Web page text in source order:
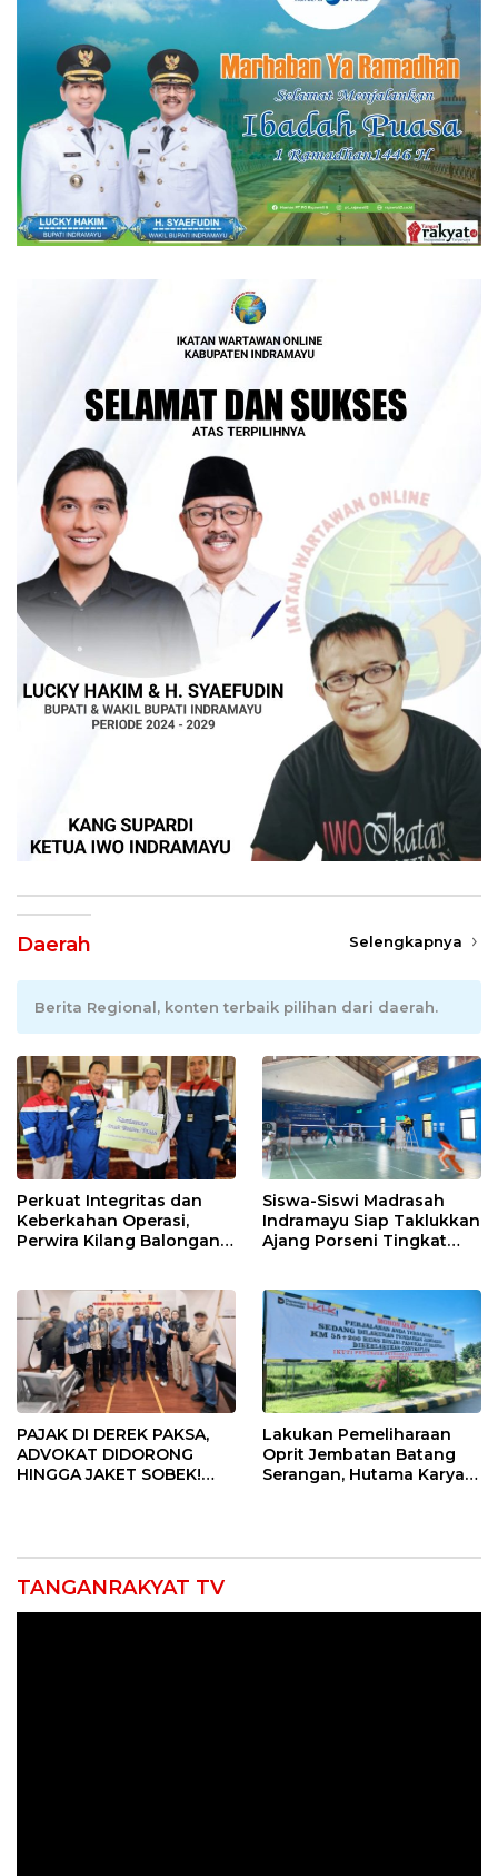
Daerah Selengkapnya
Berita Regional, konten terbaik pilihan dari daerah.
Perkuat Integritas dan
Keberkahan Operasi,
Perwira Kilang Balongan
Siswa-Siswi Madrasah
Indramayu Siap Taklukkan
Ajang Porseni Tingkat
PAJAK DI DEREK PAKSA,
ADVOKAT DIDORONG
HINGGA JAKET SOBEK!
Lakukan Pemeliharaan
Oprit Jembatan Batang
Serangan, Hutama Karya
TANGANRAKYAT TV